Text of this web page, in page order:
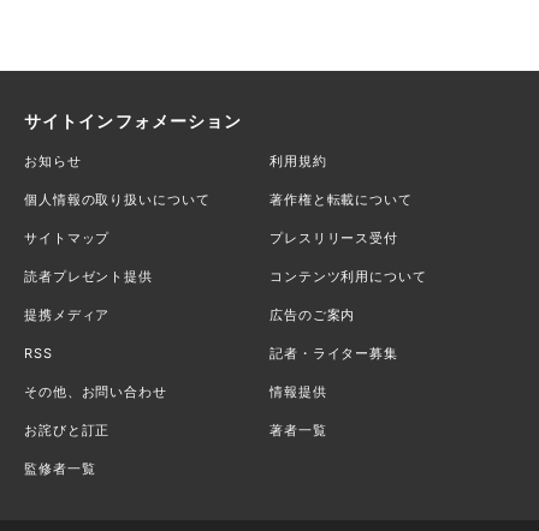
サイトインフォメーション
お知らせ 利用規約
個人情報の取り扱いについて 著作権と転載について
サイトマップ プレスリリース受付
読者プレゼント提供 コンテンツ利用について
提携メディア 広告のご案内
RSS 記者・ライター募集
その他、お問い合わせ 情報提供
お詫びと訂正 著者一覧
監修者一覧